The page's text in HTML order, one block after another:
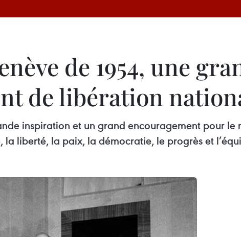
de 1954, une
de libération
inspiration et un grand encouragement pour
la liberté, la paix, la démocratie, le progrès et